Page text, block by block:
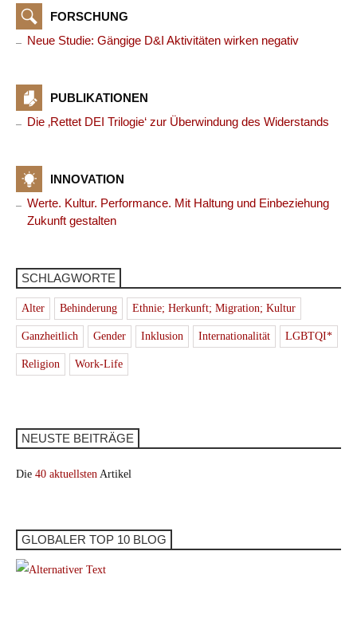
FORSCHUNG
Neue Studie: Gängige D&I Aktivitäten wirken negativ
PUBLIKATIONEN
Die ‚Rettet DEI Trilogie‘ zur Überwindung des Widerstands
INNOVATION
Werte. Kultur. Performance. Mit Haltung und Einbeziehung
Zukunft gestalten
SCHLAGWORTE
Alter Behinderung Ethnie; Herkunft; Migration; Kultur
Ganzheitlich Gender Inklusion Internationalität LGBTQI*
Religion Work-Life
NEUSTE BEITRÄGE
Die 40 aktuellsten Artikel
GLOBALER TOP 10 BLOG